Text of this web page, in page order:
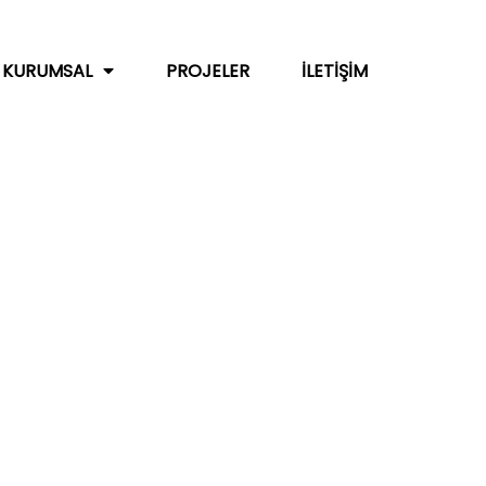
KURUMSAL PROJELER İLETIŞIM